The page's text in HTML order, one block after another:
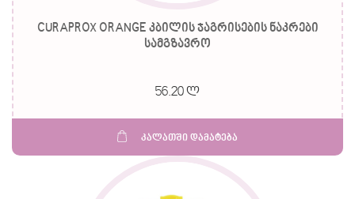
CURAPROX ORANGE კბილის ჯაგრისების ნაკრები
სამგზავრო
56.20 ლ
კალათში დამატება